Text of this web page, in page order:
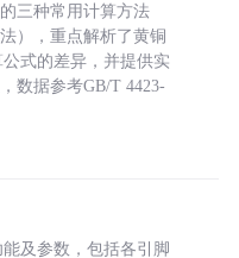
三种常用计算方法
），重点解析了黄铜
公式的差异，并提供实
数据参考GB/T 4423-
及参数，包括各引脚